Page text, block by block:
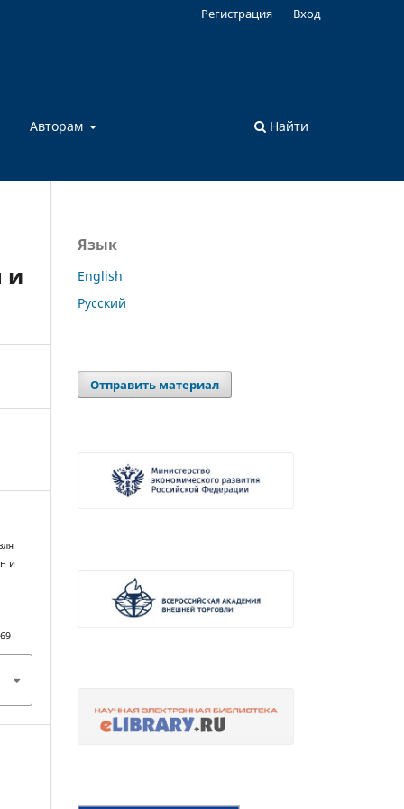
Авторам Найти
Регистрация Вход
и
и
Язык
English
Русский
Отправить материал